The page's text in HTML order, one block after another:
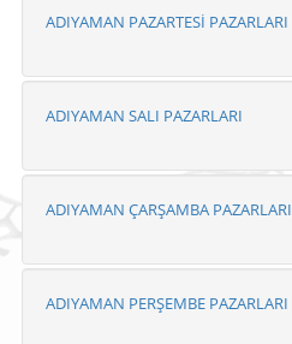
ADIYAMAN PAZARTESİ PAZARLARI
ADIYAMAN SALI PAZARLARI
ADIYAMAN ÇARŞAMBA PAZARLARI
ADIYAMAN PERŞEMBE PAZARLARI